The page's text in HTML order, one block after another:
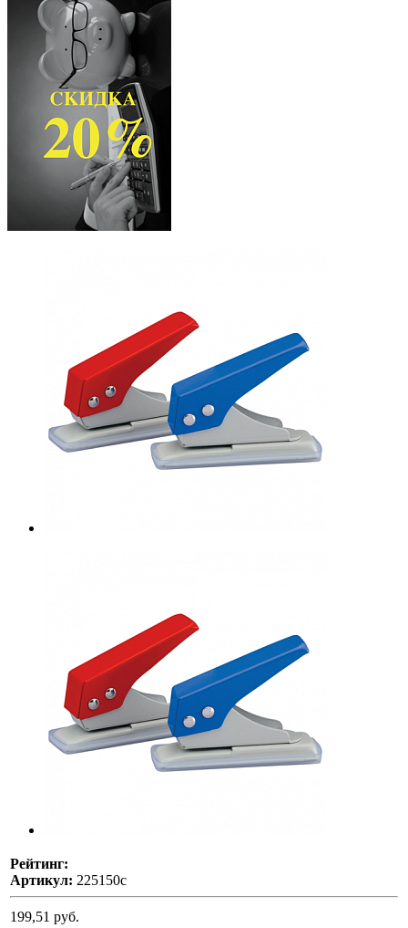
Рейтинг:
Артикул: 225150с
199,51 руб.